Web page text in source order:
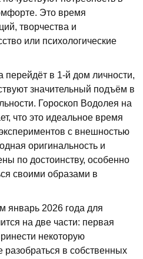
Это время
творчества и
или психологические
перейдёт в 1-й дом личности,
значительный подъём в
Гороскоп Водолея на
что это идеальное время
с внешностью
оригинальность и
по достоинству, особенно
своими образами в
январь 2026 года для
на две части: первая
некоторую
разобраться в собственных